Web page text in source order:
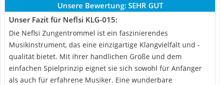
Unsere Bewertung: SEHR GUT
Unser Fazit für Neflsi KLG-015:
Die Neflsi Zungentrommel ist ein faszinierendes
Musikinstrument, das eine einzigartige Klangvielfalt und -
qualität bietet. Mit ihrer handlichen Größe und dem
einfachen Spielprinzip eignet sie sich sowohl für Anfänger
als auch für erfahrene Musiker. Eine wunderbare